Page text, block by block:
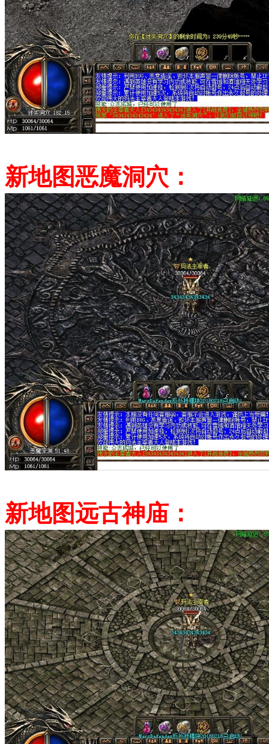
新地图恶魔洞穴：
新地图远古神庙：